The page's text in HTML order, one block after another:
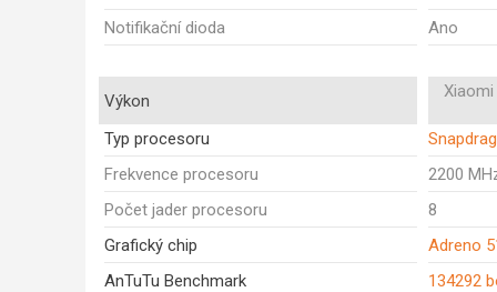
Notifikační dioda
Ano
Výkon
Typ procesoru
Frekvence procesoru
2200
Počet jader procesoru
8
Grafický chip
Adreno
AnTuTu Benchmark
134292